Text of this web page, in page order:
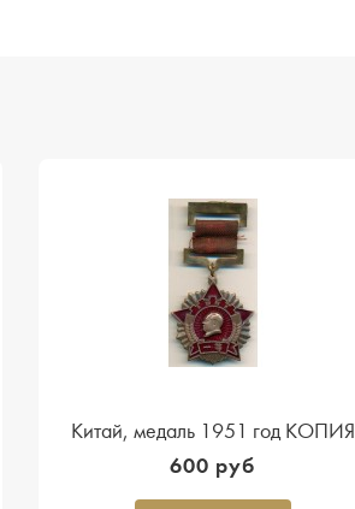
Китай, медаль 1951 год КОПИЯ
600 руб